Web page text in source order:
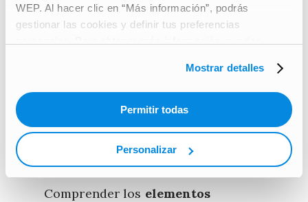
WEP. Al hacer clic en “Más información”, podrás
gestionar las cookies y definir tus preferencias
Mostrar detalles
Permitir todas
Personalizar
principales características.
¿Los elementos
principales del idioma
japonés?
Comprender los elementos